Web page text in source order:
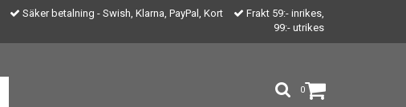
Säker betalning - Swish, Klarna, PayPal, Kort
Frakt 59:- inrikes,
99:- utrikes
0